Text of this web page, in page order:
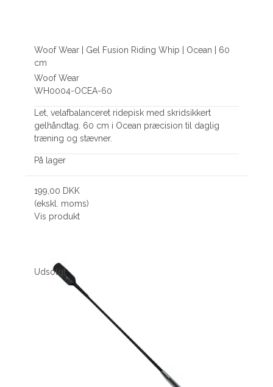
Woof Wear | Gel Fusion Riding Whip | Ocean | 60
cm
Woof Wear
WH0004-OCEA-60
Let, velafbalanceret ridepisk med skridsikkert
gelhåndtag. 60 cm i Ocean præcision til daglig
træning og stævner.
På lager
199,00 DKK
(ekskl. moms)
Vis produkt
Udsolgt